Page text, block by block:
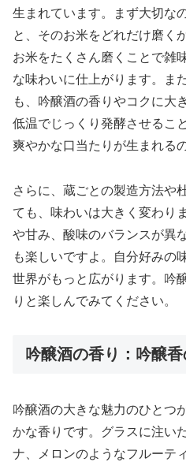
生まれています。まず大切な
と、そのお米をどれだけ磨く
お米をたくさん磨くことで雑
な味わいに仕上がります。ま
も、吟醸酒の香りやコクに大
低温でじっくり発酵させるこ
爽やかな口当たりが生まれる
さらに、蔵ごとの製造方法や
ても、味わいは大きく変わり
や甘み、酸味のバランスが異
も楽しいですよ。自分好みの
世界がもっと広がります。吟
りと楽しんでみてください。
吟醸酒の香り：吟醸
吟醸酒の大きな魅力のひとつ
かな香りです。グラスに注い
ナ、メロンのようなフルーテ